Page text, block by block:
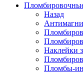
Назад
Наклейки
Пломбы-